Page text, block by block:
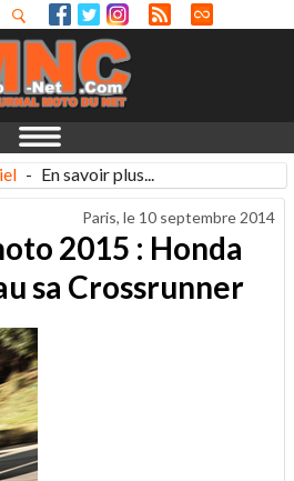
- En savoir plus...
Paris, le 10 septembre 2014
2015 : Honda
sa Crossrunner